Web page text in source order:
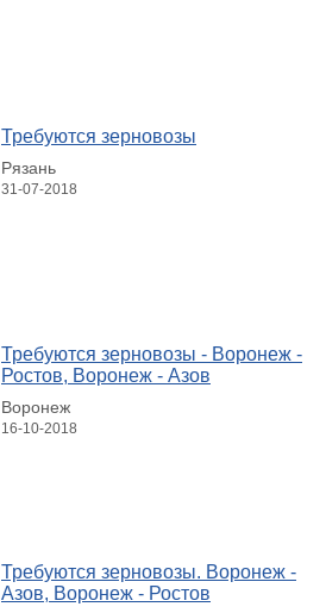
Требуются зерновозы
Рязань
31-07-2018
Требуются зерновозы - Воронеж -
Ростов, Воронеж - Азов
Воронеж
16-10-2018
Требуются зерновозы. Воронеж -
Азов, Воронеж - Ростов